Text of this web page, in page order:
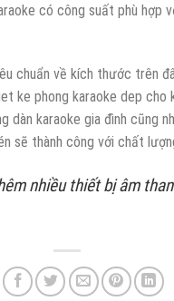
có công suất phù hợp
chuẩn về kích thước trên
ke phong karaoke dep cho
dàn karaoke gia đình cũng
sẽ thành công với chất
nhiều thiết bị âm